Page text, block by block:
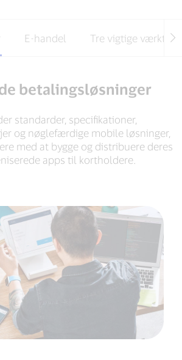
E-handel Tre vigtige
betalingsløsninger
standarder, specifikationer,
og nøglefærdige mobile løsninger,
med at bygge og distribuere deres
apps til kortholdere.